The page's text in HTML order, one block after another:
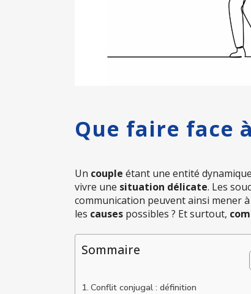
Que faire face
Un couple étant une entité
vivre une situation délicate. Les
communication peuvent ainsi mener
les causes possibles ? Et surtout,
Sommaire
Conflit conjugal : définition